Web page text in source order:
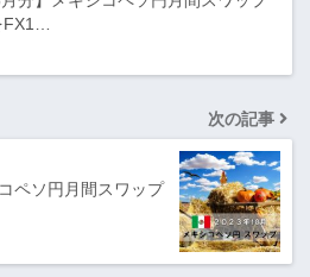
次の記事
ペソ円月間スワップ